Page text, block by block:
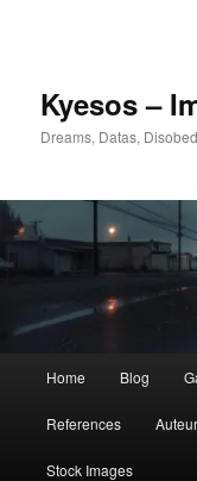
Kyesos –
Dreams, Datas,
principal
Home Blog
References Auteur
Stock Images